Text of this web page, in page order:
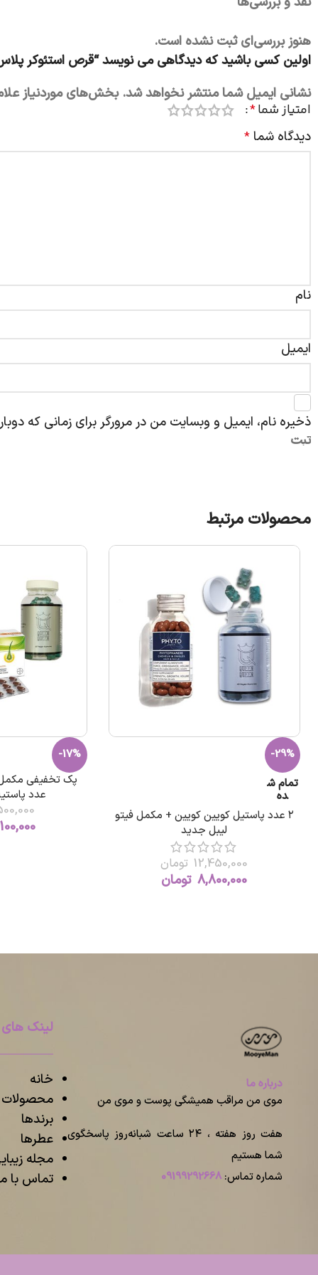
هنوز بررسی‌ای ثبت نشده است.
اولین کسی باشید که دیدگاهی می نویسد “قرص استئوکر
نشانی ایمیل شما منتشر نخواهد شد. بخش‌های موردنیاز
امتیاز شما*
دیدگاه شما *
نام
ایمیل
ذخیره نام، ایمیل و وبسایت من در مرورگر برای زمانی که
محصولات مرتبط
-29%
تمام ش
ده
۲ عدد پاستیل کویین کویین + مکمل فیتو
لیبل جدید
12,450,000 تومان
8,800,000 تومان
-17%
عدد
درباره ما
موی من مراقب همیشگی پوست و موی من
هفت روز هفته ، ۲۴ ساعت شبانه‌روز پاسخگوی
شما هستیم
شماره تماس: 09199292668
لینک
خانه
محصولات
برندها
عطرها
مجله
تماس با